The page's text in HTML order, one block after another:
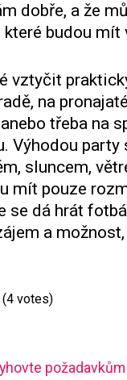
dobře, a že
které budou
vztyčit
na
třeba
Výhodou
sluncem,
mít pouze
se dá hrát
a
votes)